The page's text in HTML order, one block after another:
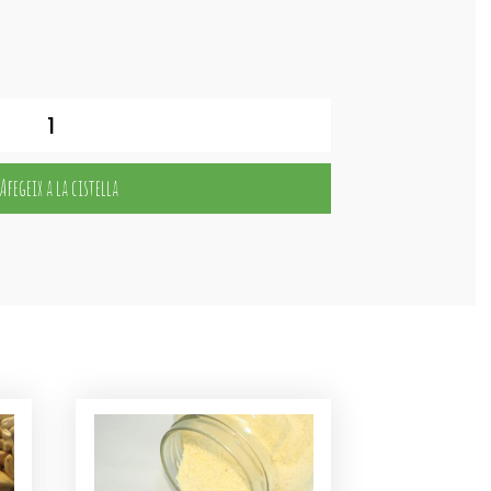
Afegeix a la cistella